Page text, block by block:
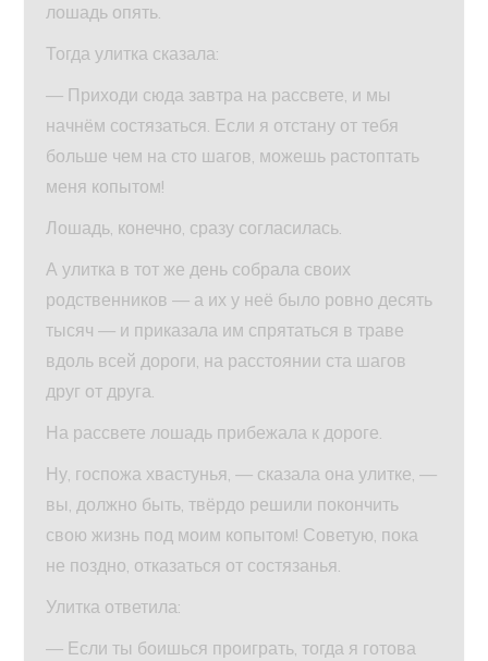
лошадь опять.
Тогда улитка сказала:
— Приходи сюда завтра на рассвете, и мы
начнём состязаться. Если я отстану от тебя
больше чем на сто шагов, можешь растоптать
меня копытом!
Лошадь, конечно, сразу согласилась.
А улитка в тот же день собрала своих
родственников — а их у неё было ровно десять
тысяч — и приказала им спрятаться в траве
вдоль всей дороги, на расстоянии ста шагов
друг от друга.
На рассвете лошадь прибежала к дороге.
Ну, госпожа хвастунья, — сказала она улитке, —
вы, должно быть, твёрдо решили покончить
свою жизнь под моим копытом! Советую, пока
не поздно, отказаться от состязанья.
Улитка ответила:
— Если ты боишься проиграть, тогда я готова